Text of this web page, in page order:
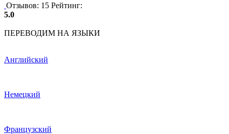
Отзывов: 15 Рейтинг:
5.0
ПЕРЕВОДИМ НА ЯЗЫКИ
Английский
Немецкий
Французский